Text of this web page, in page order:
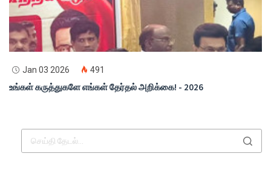
Jan 03 2026 491
உங்கள் கருத்துகளே எங்கள் தேர்தல் அறிக்கை! - 2026